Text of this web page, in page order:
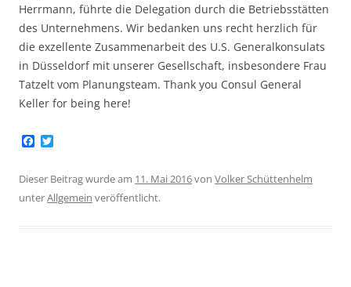
Herrmann, führte die Delegation durch die Betriebsstätten
des Unternehmens. Wir bedanken uns recht herzlich für
die exzellente Zusammenarbeit des U.S. Generalkonsulats
in Düsseldorf mit unserer Gesellschaft, insbesondere Frau
Tatzelt vom Planungsteam. Thank you Consul General
Keller for being here!
e
o
t
t
e
Dieser Beitrag wurde am 11. Mai 2016von Volker Schüttenhelm
unterAllgemein veröffentlicht.